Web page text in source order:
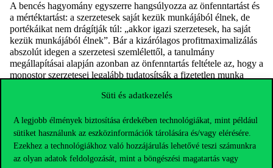
Süti és adatkezelés
A legjobb élmények biztosítása érdekében technológiákat, mint például
sütiket használunk az eszközinformációk tárolására és/vagy elérésére.
Ezekhez a technológiákhoz való hozzájárulás lehetővé teszi számunkra
az olyan adatok feldolgozását, mint a böngészési magatartás vagy
A bencés hagyomány egyszerre hangsúlyozza az önfenntartást és
a mértéktartást: a szerzetesek saját kezük munkájából élnek, de
portékáikat nem drágítják túl: „akkor igazi szerzetesek, ha saját
kezük munkájából élnek”. Bár a kizárólagos profitmaximalizálás
abszolút idegen a szerzetesi szemlélettől, a tanulmány
megállapításai alapján azonban az önfenntartás feltétele az, hogy a
monostor szerzetesei legalább tudatosítsák a fizetetlen munka
és gazdasági egységek, amelyek nonprofit módon működnek, de
a fenntarthatóság érdekében piaci logika szerint is kénytelenek
gondolkodni. A szerzetesi munka formális keretek nélküli, egész
életre szóló elköteleződés, ami eltér az önkéntesség klasszikus
mintáitól, ugyanakkor több ponton hasonlít a háztartási vagy